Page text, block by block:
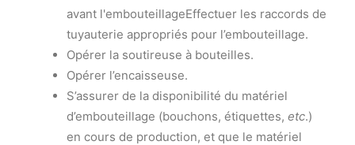
avant l'embouteillageEffectuer les raccords de
tuyauterie appropriés pour l’embouteillage.
Opérer la soutireuse à bouteilles.
Opérer l’encaisseuse.
S’assurer de la disponibilité du matériel
d’embouteillage (bouchons, étiquettes, etc.)
en cours de production, et que le matériel